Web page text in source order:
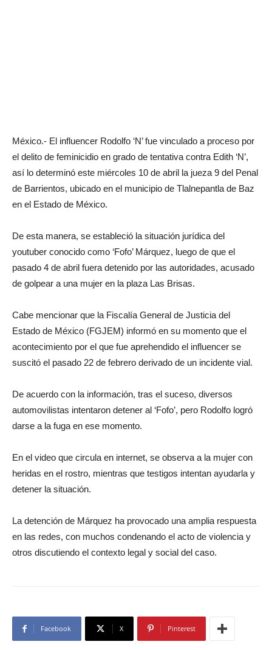
México.- El influencer Rodolfo ‘N’ fue vinculado a proceso por
el delito de feminicidio en grado de tentativa contra Edith ‘N’,
así lo determinó este miércoles 10 de abril la jueza 9 del Penal
de Barrientos, ubicado en el municipio de Tlalnepantla de Baz
en el Estado de México.
De esta manera, se estableció la situación jurídica del
youtuber conocido como ‘Fofo’ Márquez, luego de que el
pasado 4 de abril fuera detenido por las autoridades, acusado
de golpear a una mujer en la plaza Las Brisas.
Cabe mencionar que la Fiscalía General de Justicia del
Estado de México (FGJEM) informó en su momento que el
acontecimiento por el que fue aprehendido el influencer se
suscitó el pasado 22 de febrero derivado de un incidente vial.
De acuerdo con la información, tras el suceso, diversos
automovilistas intentaron detener al ‘Fofo’, pero Rodolfo logró
darse a la fuga en ese momento.
En el video que circula en internet, se observa a la mujer con
heridas en el rostro, mientras que testigos intentan ayudarla y
detener la situación.
La detención de Márquez ha provocado una amplia respuesta
en las redes, con muchos condenando el acto de violencia y
otros discutiendo el contexto legal y social del caso.
Facebook X Pinterest